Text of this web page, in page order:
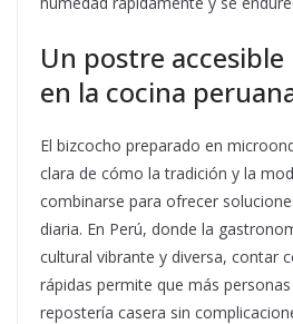
Un postre
en la cocina
El bizcocho preparado en
clara de cómo la tradición y la
combinarse para ofrecer
diaria. En Perú, donde la
cultural vibrante y diversa, contar
rápidas permite que más
repostería casera sin